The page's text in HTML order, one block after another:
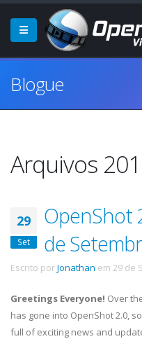
Blogue
Arquivos
29
Set
OpenShot
de
Escrito porJonathan em 29 de
Greetings Everyone! Over
has gone into OpenShot 2.0,
full of exciting news and